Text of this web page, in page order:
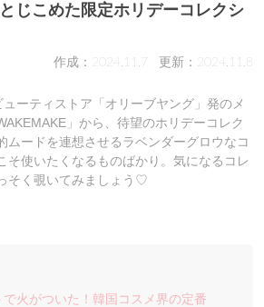
じこめた限定ホリデーコレクシ
作成：2024.11.7 更新：2024.11.8
ーティストア「オリーブヤング」発のメ
」から、待望のホリデーコレク
ードを連想させるラベンダーグロウなコ
そ使いたくなるものばかり。気になるコレ
そく覗いてみましょう♡
火がついた！韓国コスメ界の定番